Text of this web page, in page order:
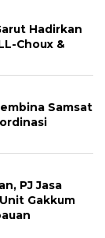
Hadirkan
Choux &
Samsat
PJ Jasa
Gakkum